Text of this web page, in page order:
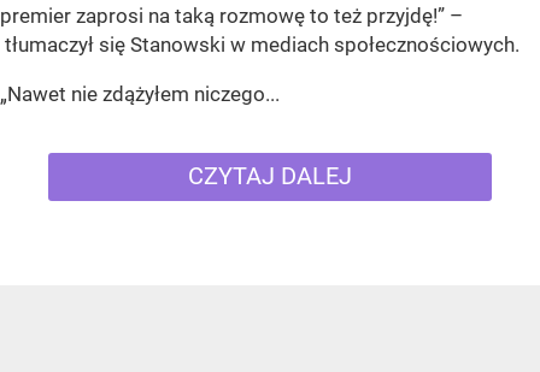
premier zaprosi na taką rozmowę to też przyjdę!” –
tłumaczył się Stanowski w mediach społecznościowych.
„Nawet nie zdążyłem niczego...
CZYTAJ DALEJ